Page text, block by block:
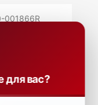
001866R
для вас?